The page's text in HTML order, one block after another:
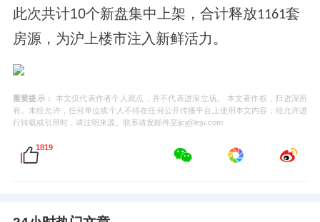
此次共计10个新盘集中上架，合计释放1161套
房源，为沪上楼市注入新鲜活力。
重要提示：
本文仅代表作者个人观点，并不代表进深立场。 本文著作权，归进深所
有。未经允许，任何单位或个人不得在任何公开传播平台上使用本文内容；经允许进
行转载或引用时，请注明来源。联系请发邮件至ljcj@leju.com
1819